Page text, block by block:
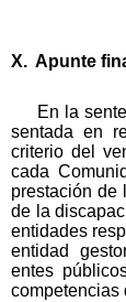
X. Apunte
En la
sentada en
criterio del
cada
prestación de
de la
entidades
entidad
entes
competencias